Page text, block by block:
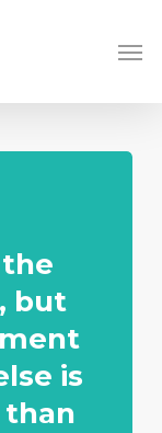
but
is